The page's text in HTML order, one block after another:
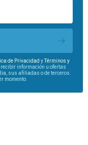
de Privacidad y
Términos y
información u ofertas
sus afiliadas o de terceros.
momento.